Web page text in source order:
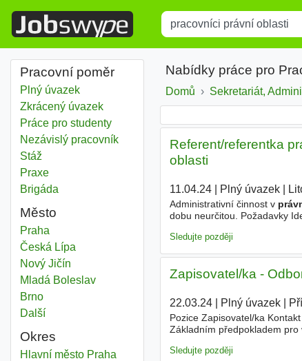
Title
Pracovní poměr
Plný úvazek
Zkrácený úvazek
Práce pro studenty
Nezávislý pracovník
Stáž
Praxe
Brigáda
Město
Pracovníci právní oblasti
Praha
Pracovníci právní oblasti
Česká Lípa
Pracovníci právní oblasti
Nový Jičín
Pracovníci právní oblasti
Mladá Boleslav
Pracovníci právní oblasti
Brno
Dalšíměsta
Okres
Pracovníci právní oblasti
Hlavní město Praha
Nabídky práce pro
Domů Sekretariát,
Referent/referentka
oblasti
11.04.24| Plný úvazek|
Administrativní činnost v
dobu neurčitou. Požadavky
Sledujte později
Zapisovatel/ka -
22.03.24| Plný úvazek|
Pozice Zapisovatel/ka
Základním předpokladem
Sledujte později